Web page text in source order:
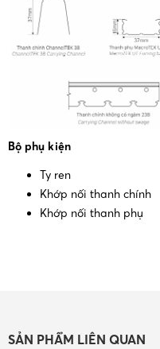
Bộ phụ kiện
Ty ren
Khớp nối thanh chính
Khớp nối thanh phụ
SẢN PHẨM LIÊN QUAN